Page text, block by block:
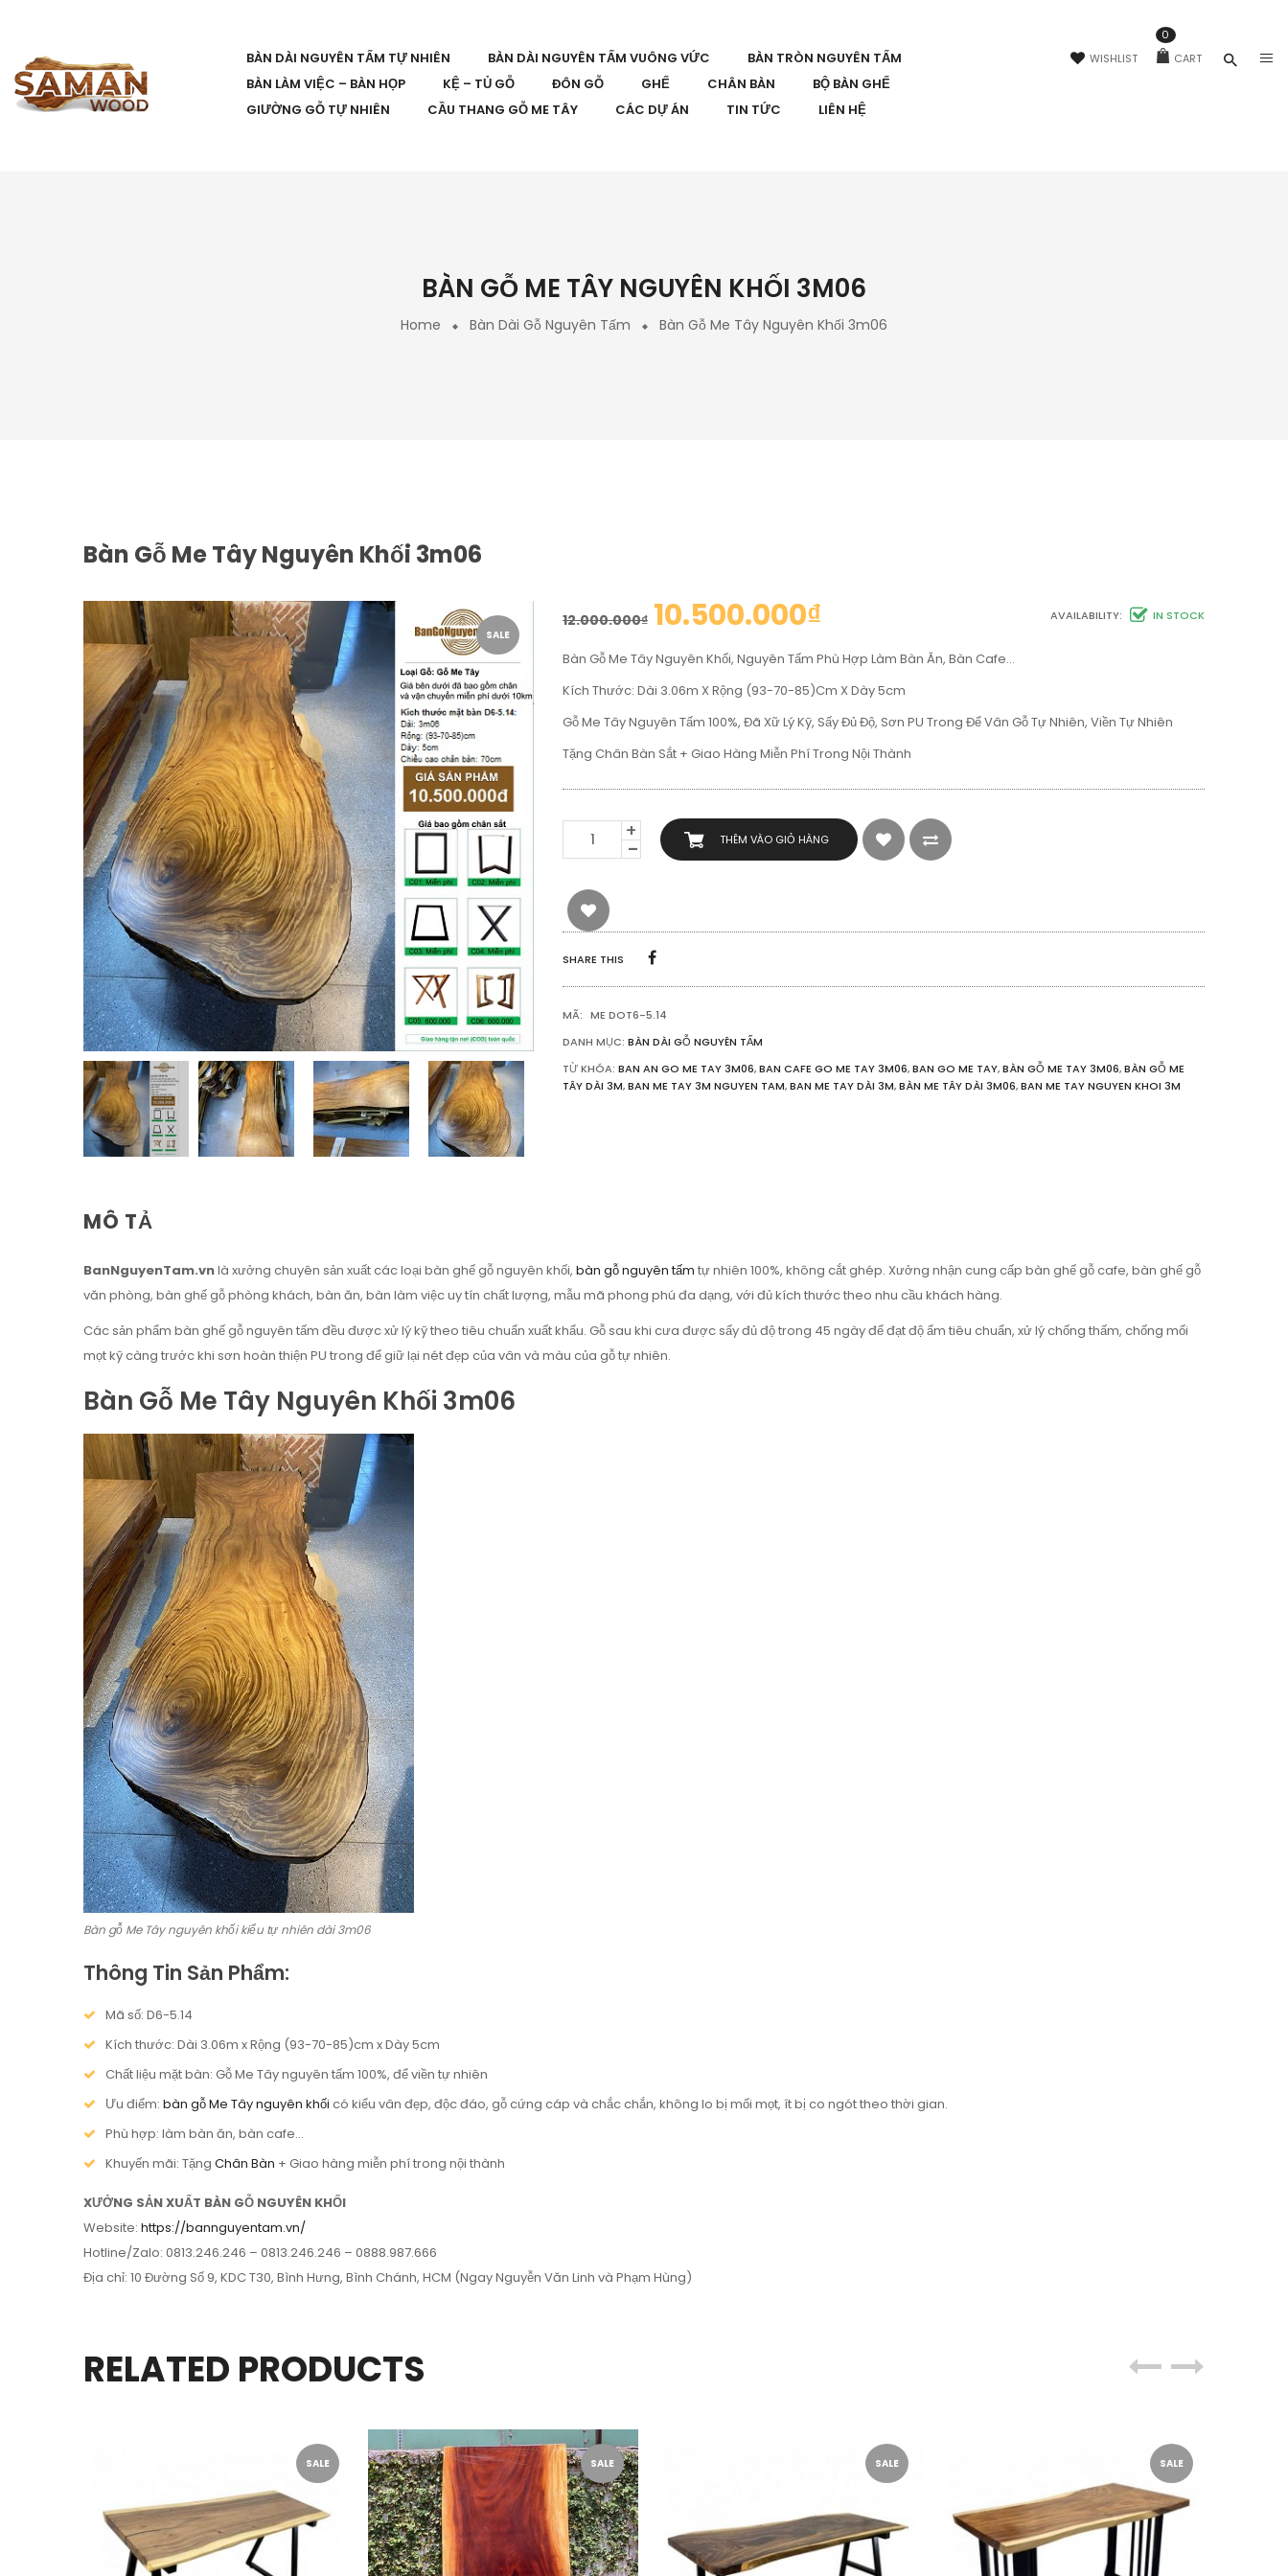
BÀN DÀI NGUYÊN TẤM TỰ NHIÊN BÀN DÀI NGUYÊN TẤM VUÔNG VỨC
BÀN TRÒN NGUYÊN TẤM
BÀN LÀM VIỆC – BÀN HỌP
KỆ – TỦ GỖ ĐÔN GỖ GHẾ CHÂN BÀN
BỘ BÀN GHẾ
GIƯỜNG GỖ TỰ NHIÊN
CẦU THANG GỖ ME TÂY CÁC DỰ ÁN TIN TỨC LIÊN HỆ
WISHLIST CART
0
BÀN GỖ ME TÂY NGUYÊN KHỐI 3M06
Home Bàn Dài Gỗ Nguyên Tấm Bàn Gỗ Me Tây Nguyên Khối 3m06
Bàn Gỗ Me Tây Nguyên Khối 3m06
SALE
12.000.000₫ 10.500.000₫ AVAILABILITY: IN STOCK
Bàn Gỗ Me Tây Nguyên Khối, Nguyên Tấm Phù Hợp Làm Bàn Ăn, Bàn Cafe…
Kích Thước: Dài 3.06m X Rộng (93-70-85)cm X Dày 5cm
Gỗ Me Tây Nguyên Tấm 100%, Đã Xữ Lý Kỹ, Sấy Đủ Độ, Sơn PU Trong Để Vân Gỗ Tự Nhiên, Viền Tự Nhiên
Tặng Chân Bàn Sắt + Giao Hàng Miễn Phí Trong Nội Thành
ME
NGUYÊN
KHỐI
3M06
LƯỢNG
THÊM VÀO GIỎ HÀNG
SHARE THIS
MÃ: ME DOT6-5.14
DANH MỤC: BÀN DÀI GỖ NGUYÊN TẤM
TỪ KHÓA: BAN AN GO ME TAY 3M06,BAN CAFE GO ME TAY 3M06,BAN GO ME TAY,BÀN GỖ ME TAY 3M06,BÀN GỖ ME
TÂY DÀI 3M,BAN ME TAY 3M NGUYEN TAM,BAN ME TAY DÀI 3M,BÀN ME TÂY DÀI 3M06,BAN ME TAY NGUYEN KHOI 3M
MÔ TẢ
BanNguyenTam.vnlà xưởng chuyên sản xuất các loại bàn ghế gỗ nguyên khối, bàn gỗ nguyên tấm tự nhiên 100%, không cắt ghép. Xưởng nhận cung cấp bàn ghế gỗ cafe, bàn ghế gỗ
văn phòng, bàn ghế gỗ phòng khách, bàn ăn, bàn làm việc uy tín chất lượng, mẫu mã phong phú đa dạng, với đủ kích thước theo nhu cầu khách hàng.
Các sản phẩm bàn ghế gỗ nguyên tấm đều được xử lý kỹ theo tiêu chuẩn xuất khẩu. Gỗ sau khi cưa được sấy đủ độ trong 45 ngày để đạt độ ẩm tiêu chuẩn, xử lý chống thấm, chống mối
mọt kỹ càng trước khi sơn hoàn thiện PU trong để giữ lại nét đẹp của vân và màu của gỗ tự nhiên.
Bàn Gỗ Me Tây Nguyên Khối 3m06
Bàn gỗ Me Tây nguyên khối kiểu tự nhiên dài 3m06
Thông Tin Sản Phẩm:
Mã số: D6-5.14
Kích thước: Dài 3.06m x Rộng (93-70-85)cm x Dày 5cm
Chất liệu mặt bàn: Gỗ Me Tây nguyên tấm 100%, để viền tự nhiên
Ưu điểm: bàn gỗ Me Tây nguyên khối có kiểu vân đẹp, độc đáo, gỗ cứng cáp và chắc chắn, không lo bị mối mọt, ít bị co ngót theo thời gian.
Phù hợp: làm bàn ăn, bàn cafe…
Khuyến mãi: Tặng Chân Bàn + Giao hàng miễn phí trong nội thành
XƯỞNG SẢN XUẤT BÀN GỖ NGUYÊN KHỐI
Website: https://bannguyentam.vn/
Hotline/Zalo: 0813.246.246 – 0813.246.246 – 0888.987.666
Địa chỉ: 10 Đường Số 9, KDC T30, Bình Hưng, Bình Chánh, HCM (Ngay Nguyễn Văn Linh và Phạm Hùng)
RELATED PRODUCTS
SALE SALE SALE SALE